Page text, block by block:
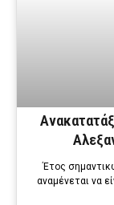
Έτος
αναμένεται να